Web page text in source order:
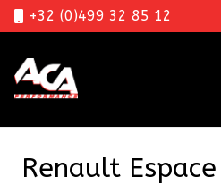
+32 (0)499 32 85 12
Renault Espace